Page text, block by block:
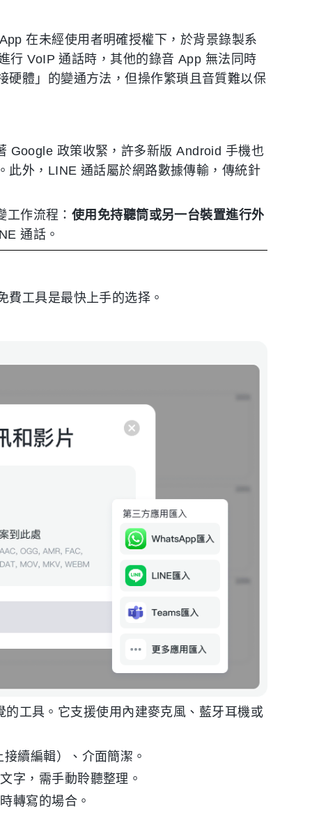
在未經使用者明確授權下，於背景錄製系
行 VoIP 通話時，其他的錄音 App 無法同時
硬體」的變通方法，但操作繁瑣且音質難以保
Google 政策收緊，許多新版 Android 手機也
此外，LINE 通話屬於網路數據傳輸，傳統針
作流程： 使用免持聽筒或另一台裝置進行外
通話。
費工具是最快上手的选择。
工具。它支援使用內建麥克風、藍牙耳機或
續編輯）、介面簡潔。
字，需手動聆聽整理。
轉寫的場合。